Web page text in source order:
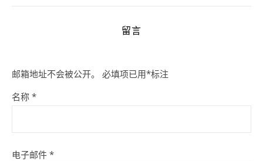
留言
邮箱地址不会被公开。 必填项已用*标注
名称 *
电子邮件 *